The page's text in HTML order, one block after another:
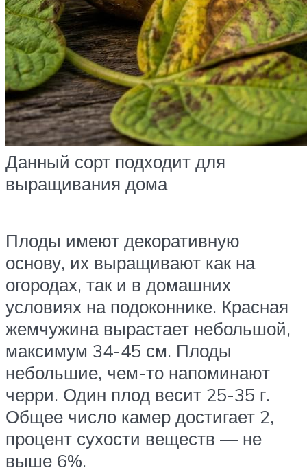
Данный сорт подходит для
выращивания дома
Плоды имеют декоративную
основу, их выращивают как на
огородах, так и в домашних
условиях на подоконнике. Красная
жемчужина вырастает небольшой,
максимум 34-45 см. Плоды
небольшие, чем-то напоминают
черри. Один плод весит 25-35 г.
Общее число камер достигает 2,
процент сухости веществ — не
выше 6%.